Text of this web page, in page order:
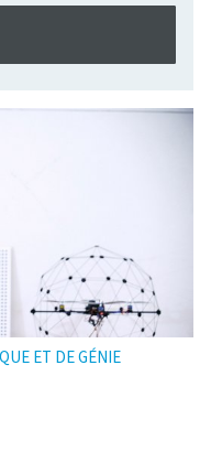
ET DE GÉNIE